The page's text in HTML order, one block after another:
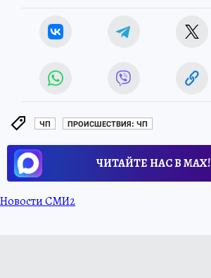
ЧП ПРОИСШЕСТВИЯ: ЧП
ЧИТАЙТЕ НАС В МАХ!
Новости СМИ2